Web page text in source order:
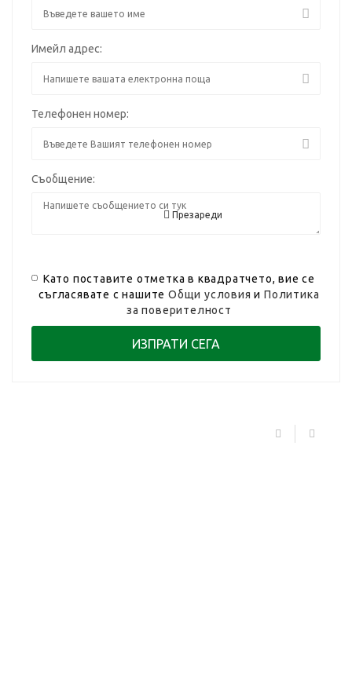
Имейл адрес:
Телефонен номер:
Съобщение:
Презареди
Като поставите отметка в квадратчето, вие се
съгласявате с нашитеОбщи условия иПолитика
за поверителност